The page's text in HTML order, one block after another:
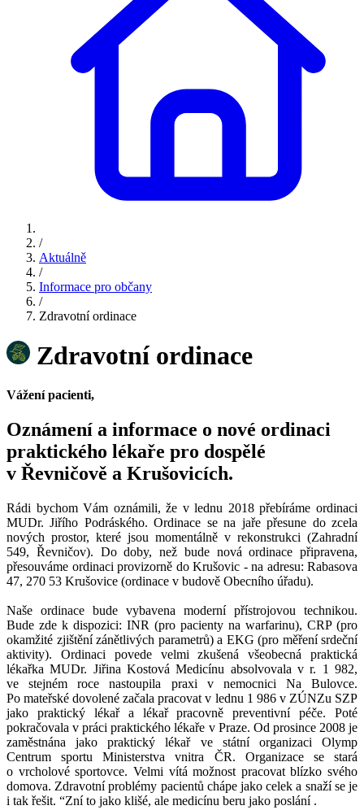
/
Aktuálně
/
Informace pro občany
/
Zdravotní ordinace
Zdravotní ordinace
Vážení pacienti,
Oznámení a informace o nové ordinaci
praktického lékaře pro dospělé
v Řevničově a Krušovicích.
Rádi bychom Vám oznámili, že v lednu 2018 přebíráme ordinaci
MUDr. Jiřího Podráského. Ordinace se na jaře přesune do zcela
nových prostor, které jsou momentálně v rekonstrukci (Zahradní
549, Řevničov). Do doby, než bude nová ordinace připravena,
přesouváme ordinaci provizorně do Krušovic - na adresu: Rabasova
47, 270 53 Krušovice (ordinace v budově Obecního úřadu).
Naše ordinace bude vybavena moderní přístrojovou technikou.
Bude zde k dispozici: INR (pro pacienty na warfarinu), CRP (pro
okamžité zjištění zánětlivých parametrů) a EKG (pro měření srdeční
aktivity). Ordinaci povede velmi zkušená všeobecná praktická
lékařka MUDr.​ ​Jiřina​ ​Kostová Medicínu absolvovala v r. 1 982,
ve stejném roce nastoupila praxi v nemocnici Na Bulovce.
Po mateřské dovolené začala pracovat v lednu 1 986 v ZÚNZu SZP
jako praktický lékař a lékař pracovně preventivní péče. Poté
pokračovala v práci praktického lékaře v Praze. Od prosince 2008 je
zaměstnána jako praktický lékař ve státní organizaci Olymp
Centrum sportu Ministerstva vnitra ČR. Organizace se stará
o vrcholové sportovce. Velmi vítá možnost pracovat blízko svého
domova. Zdravotní problémy pacientů chápe jako celek a snaží se je
i tak řešit. “Zní to jako klišé, ale medicínu beru jako poslání .